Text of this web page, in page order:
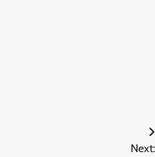
Next: